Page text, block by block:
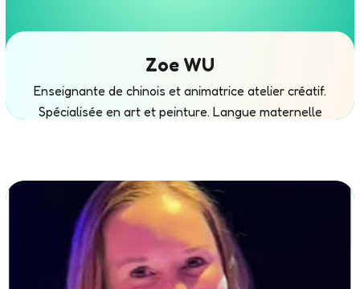
Zoe WU
Enseignante de chinois et animatrice atelier créatif.
Spécialisée en art et peinture. Langue maternelle